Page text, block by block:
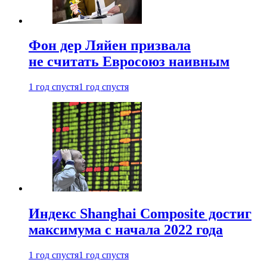
Фон дер Ляйен призвала
не считать Евросоюз наивным
1 год спустя1 год спустя
Индекс Shanghai Composite достиг
максимума с начала 2022 года
1 год спустя1 год спустя